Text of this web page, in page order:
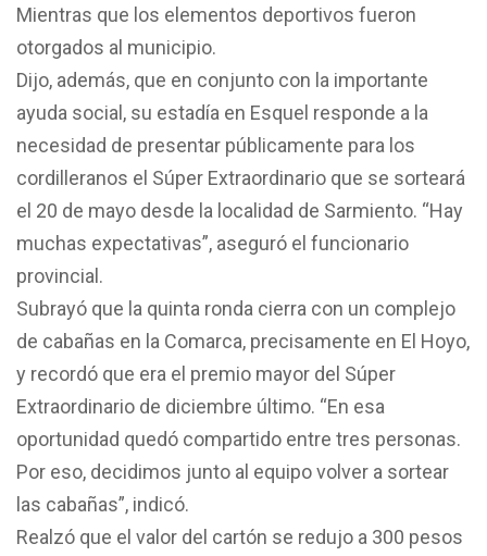
Mientras que los elementos deportivos fueron
otorgados al municipio.
Dijo, además, que en conjunto con la importante
ayuda social, su estadía en Esquel responde a la
necesidad de presentar públicamente para los
cordilleranos el Súper Extraordinario que se sorteará
el 20 de mayo desde la localidad de Sarmiento. “Hay
muchas expectativas”, aseguró el funcionario
provincial.
Subrayó que la quinta ronda cierra con un complejo
de cabañas en la Comarca, precisamente en El Hoyo,
y recordó que era el premio mayor del Súper
Extraordinario de diciembre último. “En esa
oportunidad quedó compartido entre tres personas.
Por eso, decidimos junto al equipo volver a sortear
las cabañas”, indicó.
Realzó que el valor del cartón se redujo a 300 pesos